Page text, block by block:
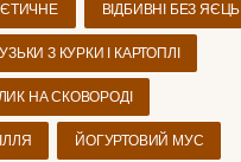
ВІДБИВНІ БЕЗ ЯЄЦЬ
З КУРКИ І КАРТОПЛІ
НА СКОВОРОДІ
ЙОГУРТОВИЙ МУС